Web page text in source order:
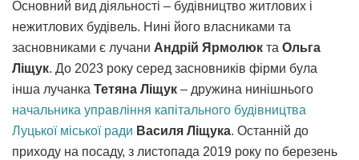
Основний вид діяльності – будівництво житлових і
нежитлових будівель. Нині його власниками та
засновниками є лучани Андрій Ярмолюк та Ольга
Ліщук. До 2023 року серед засновників фірми була
інша лучанка Тетяна Ліщук – дружина нинішнього
начальника управління капітального будівництва
Луцької міської ради Василя Ліщука. Останній до
приходу на посаду, з листопада 2019 року по березень